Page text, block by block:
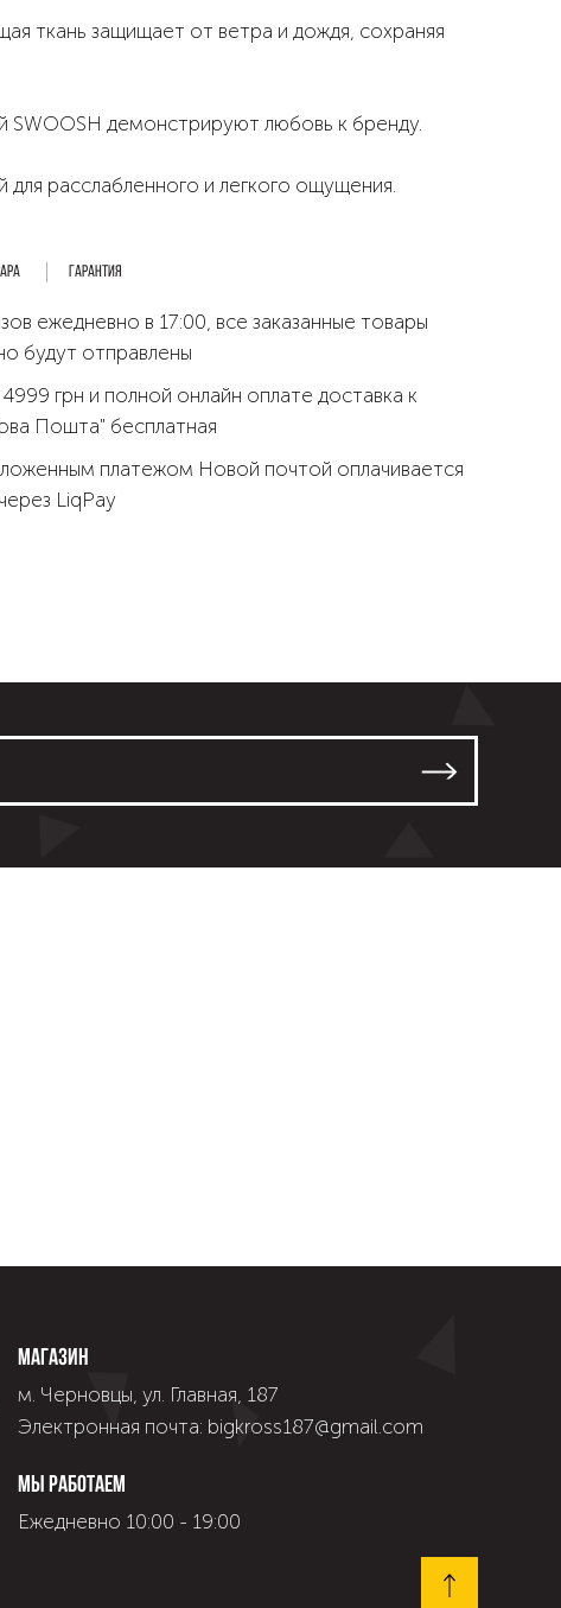
ткань защищает от ветра и дождя, сохраняя
демонстрируют любовь к бренду.
для расслабленного и легкого ощущения.
Гарантия
ежедневно в 17:00, все заказанные товары
будут отправлены
грн и полной онлайн оплате доставка к
Пошта" бесплатная
платежом Новой почтой оплачивается
LiqPay
Магазин
м. Черновцы, ул. Главная, 187
Электронная почта: bigkross187@gmail.com
Мы работаем
Ежедневно 10:00 - 19:00